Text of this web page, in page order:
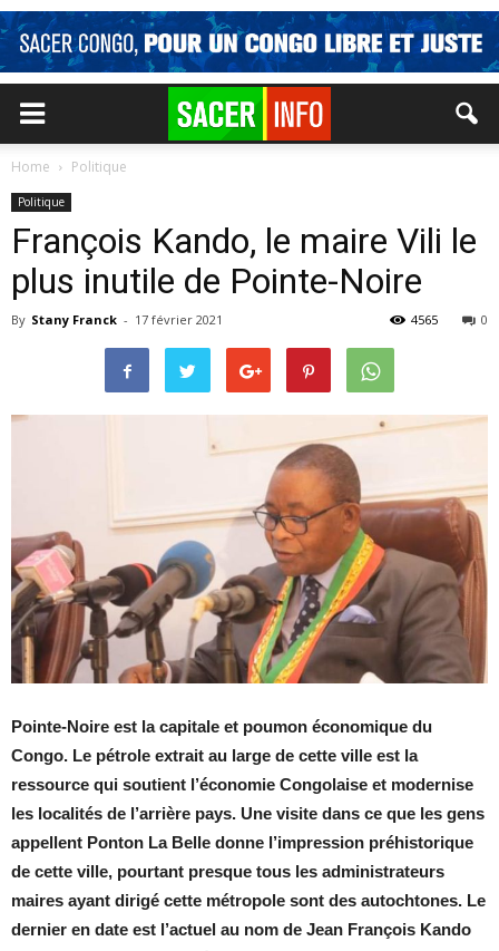
Home Politique
Politique
François Kando, le maire Vili le
plus inutile de Pointe-Noire
By Stany Franck - 17 février 2021 0
4565
Pointe-Noire est la capitale et poumon économique du
Congo. Le pétrole extrait au large de cette ville est la
ressource qui soutient l’économie Congolaise et modernise
les localités de l’arrière pays. Une visite dans ce que les gens
appellent Ponton La Belle donne l’impression préhistorique
de cette ville, pourtant presque tous les administrateurs
maires ayant dirigé cette métropole sont des autochtones. Le
dernier en date est l’actuel au nom de Jean François Kando